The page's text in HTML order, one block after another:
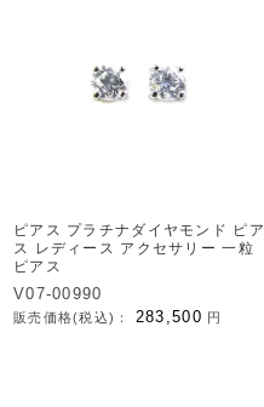
ピアス プラチナダイヤモンド ピア
ス レディース アクセサリー 一粒
ピアス
V07-00990
販売価格(税込)： 283,500 円